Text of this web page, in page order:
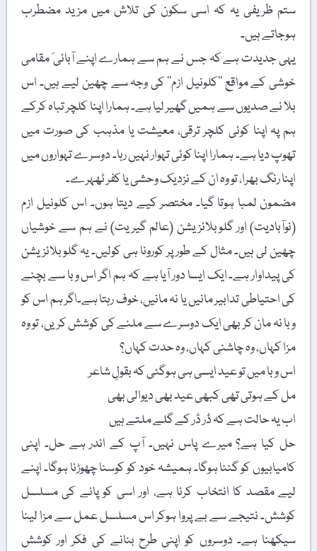
ستم ظریفی یہ کہ اسی سکون کی تلاش میں مزید مضطرب
ہوجاتے ہیں۔
یہی جدیدت ہے کہ جس نے ہم سے ہمارے اپنے آبائی؍ مقامی
خوشی کے مواقع ’’کلونیل ازم‘‘ کی وجہ سے چھین لیے ہیں۔ اس
بلا نے صدیوں سے ہمیں گھیر لیا ہے۔ ہمارا اپنا کلچر تباہ کرکے
ہم پہ اپنا کوئی کلچر ترقی، معیشت یا مذہب کی صورت میں
تھوپ دیا ہے۔ ہمارا اپنا کوئی تہوار نہیں رہا۔ دوسرے تہواروں میں
اپنا رنگ بھرا، تو وہ ان کے نزدیک وحشی یا کفر ٹھہرے۔
مضمون لمبا ہوتا گیا۔ مختصر کیے دیتا ہوں۔ اس کلونیل ازم
(نوآبادیت) اور گلوبلائزیشن (عالم گیریت) نے ہم سے خوشیاں
چھین لی ہیں۔ مثال کے طور پر کورونا ہی کولیں۔ یہ گلوبلائزیشن
کی پیداوار ہے۔ ایک ایسا دور آیا ہے کہ ہم اگر اس وبا سے بچنے
کی احتیاطی تدابیر مانیں یا نہ مانیں، خوف رہتا ہے۔اگر ہم اس کو
وبا نہ مان کر بھی ایک دوسرے سے ملنے کی کوشش کریں، تو وہ
مزا کہاں، وہ چاشنی کہاں، وہ حدت کہاں؟
اس وبا میں تو عید ایسی ہی ہوگئی کہ بقولِ شاعر
مل کے ہوتی تھی کبھی عید بھی دیوالی بھی
اب یہ حالت ہے کہ ڈر ڈر کے گلے ملتے ہیں
حل کیا ہے؟ میرے پاس نہیں۔ آپ کے اندر ہے حل۔ اپنی
کامیابیوں کو گننا ہوگا۔ ہمیشہ خود کو کوسنا چھوڑنا ہوگا۔ اپنے
لیے مقصد کا انتخاب کرنا ہے، اور اسی کو پانے کی مسلسل
کوشش۔ نتیجے سے بے پروا ہوکر اس مسلسل عمل سے مزا لینا
سیکھنا ہے۔ دوسروں کو اپنی طرح بنانے کی فکر اور کوشش